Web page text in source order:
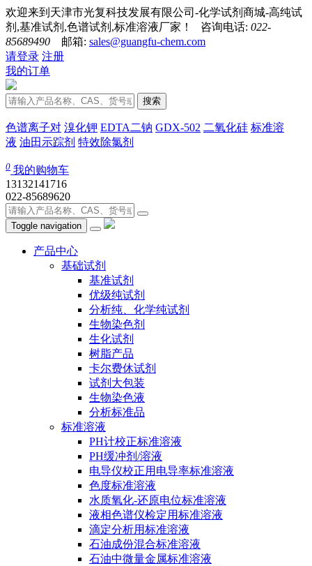
欢迎来到天津市光复科技发展有限公司-化学试剂商城-高纯试
剂,基准试剂,色谱试剂,标准溶液厂家！ 咨询电话: 022-
85689490 邮箱: sales@guangfu-chem.com
请登录 注册
我的订单
搜索
色谱离子对 溴化钾 EDTA二钠 GDX-502 二氧化硅 标准溶
液 油田示踪剂 特效除氯剂
0 我的购物车
13132141716
022-85689620
Toggle navigation
产品中心
基础试剂
基准试剂
优级纯试剂
分析纯、化学纯试剂
生物染色剂
生化试剂
树脂产品
卡尔费休试剂
试剂大包装
生物染色液
分析标准品
标准溶液
PH计校正标准溶液
PH缓冲剂/溶液
电导仪校正用电导率标准溶液
色度标准溶液
水质氧化-还原电位标准溶液
液相色谱仪检定用标准溶液
滴定分析用标准溶液
石油成份混合标准溶液
石油中微量金属标准溶液